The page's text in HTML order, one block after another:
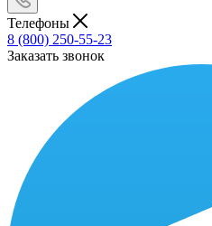
Телефоны
8 (800) 250-55-23
Заказать звонок